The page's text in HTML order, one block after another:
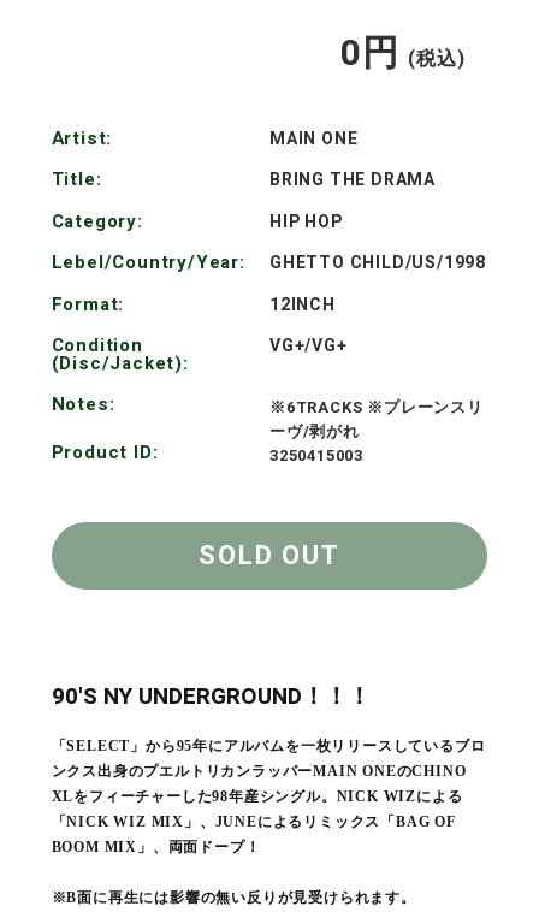
0円 (税込)
Artist: MAIN ONE
Title: BRING THE DRAMA
Category: HIP HOP
Lebel/Country/Year: GHETTO CHILD/US/1998
Format: 12INCH
Condition
(Disc/Jacket):
VG+/VG+
Notes:
※6TRACKS ※プレーンスリ
ーヴ/剥がれ
Product ID: 3250415003
SOLD OUT
90'S NY UNDERGROUND！！！
「SELECT」から95年にアルバムを一枚リリースしているブロ
ンクス出身のプエルトリカンラッパーMAIN ONEのCHINO
XLをフィーチャーした98年産シングル。NICK WIZによる
「NICK WIZ MIX」、JUNEによるリミックス「BAG OF
BOOM MIX」、両面ドープ！
※B面に再生には影響の無い反りが見受けられます。